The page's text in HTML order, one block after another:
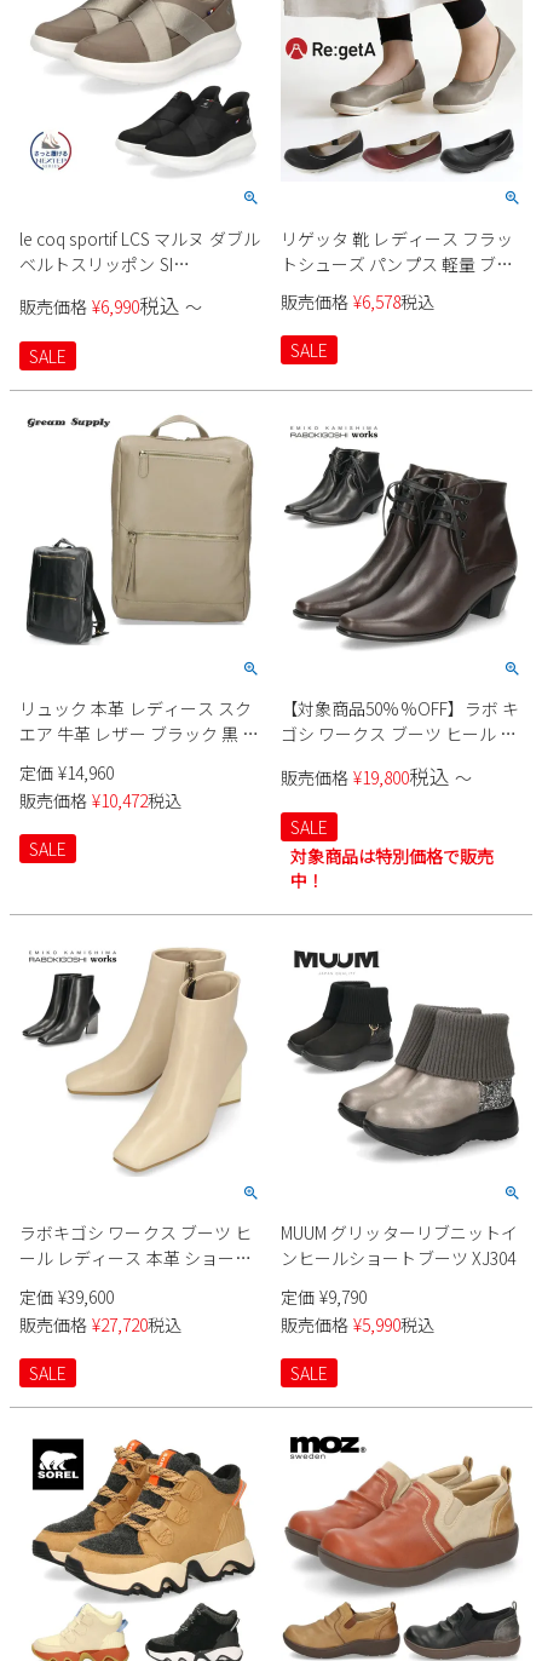
le coq sportif LCS マルヌ ダブル
ベルトスリッポン SI
販売価格 ¥6,990税込 〜
SALE
リゲッタ 靴 レディース フラッ
トシューズ パンプス 軽量 ブラ
ック グレー ダークレッド カジ
ュアル TB101 コンフォート 日
本製 ぺたんこ セール
販売価格 ¥6,578税込
SALE
リュック 本革 レディース スク
エア 牛革 レザー ブラック 黒 グ
レージュ ビジネス 仕事 普段使
い 通勤 収納 バッグ 鞄 G00202
GREAM SUPPLY
定価 ¥14,960
販売価格 ¥10,472税込
SALE
【対象商品50%%OFF】ラボ キ
ゴシ ワークス ブーツ ヒール レ
ツ レースアップ 12735
RABOKIGOSHI works ブラウン
ブラック チャンキーヒール
販売価格 ¥19,800税込 〜
SALE
対象商品は特別価格で販売
中！
ラボキゴシ ワークス ブーツ ヒ
ール レディース 本革 ショート
ブーツ サイドジップ スクエア
トゥ 12753 ブラック ライトベー
ジュ RABOKIGOSHI works チャ
ンキーヒール 日本製
定価 ¥39,600
販売価格 ¥27,720税込
SALE
MUUM グリッターリブニットイ
ンヒールショートブーツ XJ304
定価 ¥9,790
販売価格 ¥5,990税込
SALE